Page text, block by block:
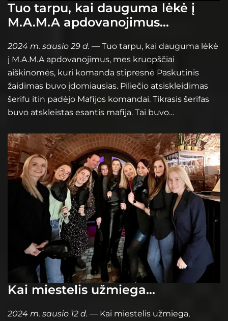
Tuo tarpu, kai dauguma lėkė į
M.A.M.A apdovanojimus…
2024 m. sausio 29 d. — Tuo tarpu, kai dauguma lėkė
į M.A.M.A apdovanojimus, mes kruopščiai
aiškinomės, kuri komanda stipresnė Paskutinis
žaidimas buvo įdomiausias. Piliečio atsiskleidimas
šerifu itin padėjo Mafijos komandai. Tikrasis šerifas
buvo atskleistas esantis mafija. Tai buvo…
Kai miestelis užmiega…
2024 m. sausio 12 d. — Kai miestelis užmiega,